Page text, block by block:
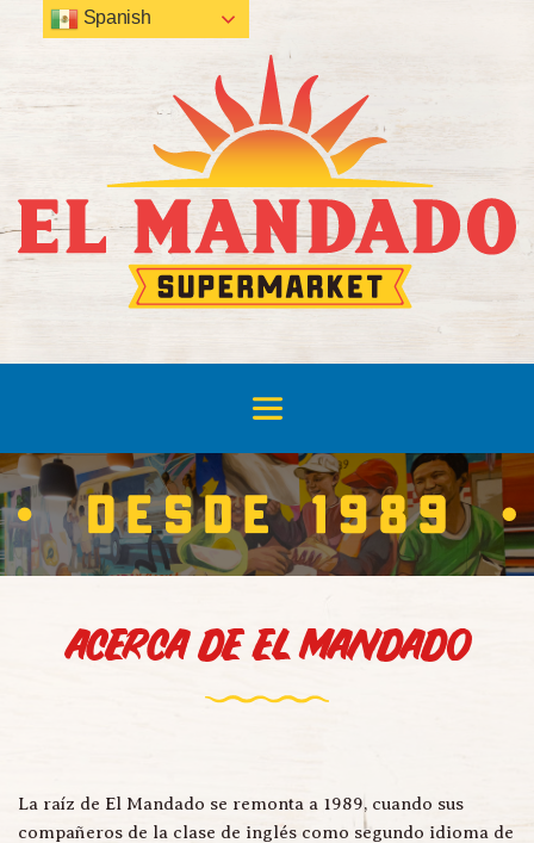
Acerca de El Mandado
La raíz de El Mandado se remonta a 1989, cuando sus
compañeros de la clase de inglés como segundo idioma de
Spanish